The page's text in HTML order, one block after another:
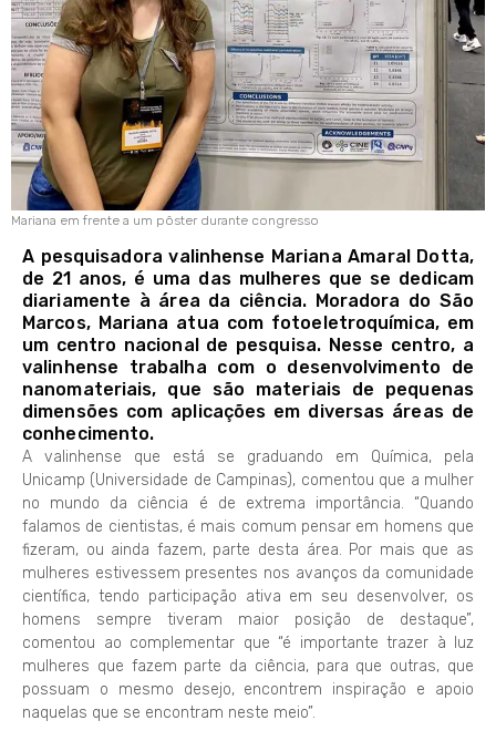
Mariana em frente a um pôster durante congresso
A pesquisadora valinhense Mariana Amaral Dotta,
de 21 anos, é uma das mulheres que se dedicam
diariamente à área da ciência. Moradora do São
Marcos, Mariana atua com fotoeletroquímica, em
um centro nacional de pesquisa. Nesse centro, a
valinhense trabalha com o desenvolvimento de
nanomateriais, que são materiais de pequenas
dimensões com aplicações em diversas áreas de
conhecimento.
A valinhense que está se graduando em Química, pela
Unicamp (Universidade de Campinas), comentou que a mulher
no mundo da ciência é de extrema importância. “Quando
falamos de cientistas, é mais comum pensar em homens que
fizeram, ou ainda fazem, parte desta área. Por mais que as
mulheres estivessem presentes nos avanços da comunidade
científica, tendo participação ativa em seu desenvolver, os
homens sempre tiveram maior posição de destaque”,
comentou ao complementar que “é importante trazer à luz
mulheres que fazem parte da ciência, para que outras, que
possuam o mesmo desejo, encontrem inspiração e apoio
naquelas que se encontram neste meio”.